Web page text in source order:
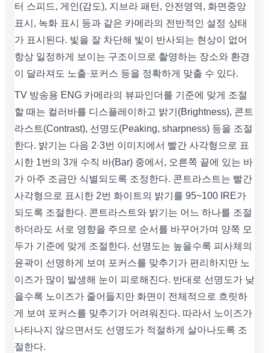
터 스피드, 게인(감도), 지브라 패턴, 안전영역, 화면중앙
표시, 녹화 표시 등과 같은 카메라의 전반적인 설정 상태
가 표시된다. 빛을 잘 차단해 빛이 반사되는 현상이 없어
항상 일정하게 보이는 구조이므로 촬영하는 장소와 환경
이 달라져도 노출·포커스 등을 정확하게 맞출 수 있다.
TV 방송용 ENG 카메라의 뷰파인더를 기준에 맞게 조절
할 때는 컬러바를 디스플레이하고 밝기(Brightness), 콘트
라스트(Contrast), 선명도(Peaking, sharpness) 등을 조절
한다. 밝기는 다음 2·3번 이미지에서 빨간 사각형으로 표
시한 1번의 3개 수직 바(Bar) 중에서, 오른쪽 끝에 있는 바
가 아주 조금만 식별되도록 조정한다. 콘트라스트는 빨간
사각형으로 표시한 2번 화이트의 밝기를 95~100 IRE가
되도록 조절한다. 콘트라스트와 밝기는 어느 하나를 조절
하더라도 서로 영향을 주므로 순서를 바꾸어가며 양쪽 모
두가 기준에 맞게 조절한다. 선명도는 높을수록 피사체의
윤곽이 선명하게 보여 포커스를 맞추기가 편리하지만 노
이즈가 많이 발생해 눈이 피로해진다. 반대로 선명도가 낮
을수록 노이즈가 줄어들지만 화면이 전체적으로 흐릿하
게 보여 포커스를 맞추기가 어려워진다. 따라서 노이즈가
나타나지 않으면서도 선명도가 적절하게 살아나도록 조
절한다.